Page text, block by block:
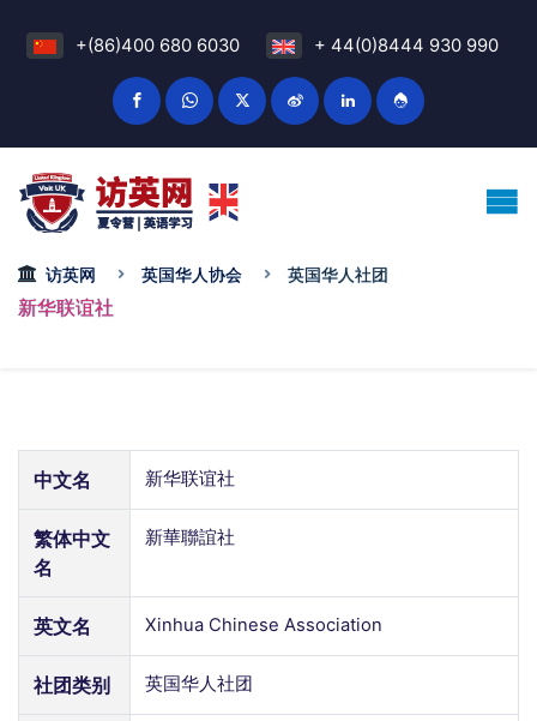
+(86)400 680 6030 + 44(0)8444 930 990
访英网 英国华人协会 英国华人社团
新华联谊社
中文名 新华联谊社
繁体中文
名
新華聯誼社
英文名 Xinhua Chinese Association
社团类别 英国华人社团